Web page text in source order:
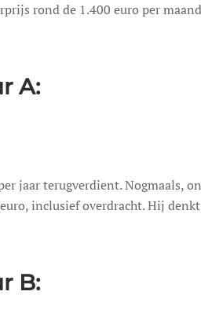
rond de 1.400 euro per
A:
jaar terugverdient. Nogmaals,
inclusief overdracht. Hij
B: